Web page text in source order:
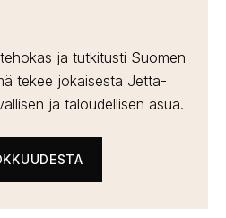
ja tutkitusti Suomen
tekee jokaisesta Jetta-
ja taloudellisen asua.